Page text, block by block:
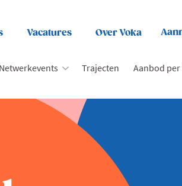
Vacatures Over Voka
Netwerkevents Trajecten Aanbod